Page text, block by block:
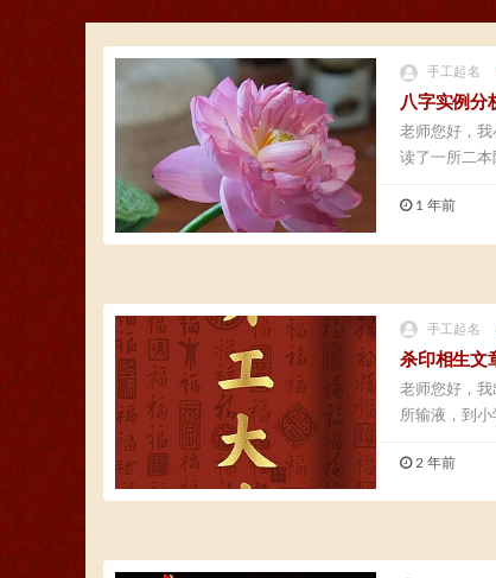
手工起名
八字实例分
老师您好，
读了一所二
1 年前
手工起名
杀印相生文
老师您好，
所输液，到
2 年前